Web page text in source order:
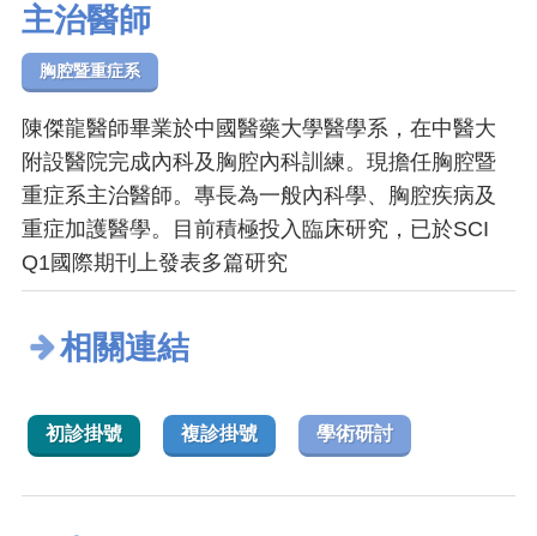
主治醫師
胸腔暨重症系
陳傑龍醫師畢業於中國醫藥大學醫學系，在中醫大
附設醫院完成內科及胸腔內科訓練。現擔任胸腔暨
重症系主治醫師。專長為一般內科學、胸腔疾病及
重症加護醫學。目前積極投入臨床研究，已於SCI
Q1國際期刊上發表多篇研究
相關連結
初診掛號 複診掛號 學術研討